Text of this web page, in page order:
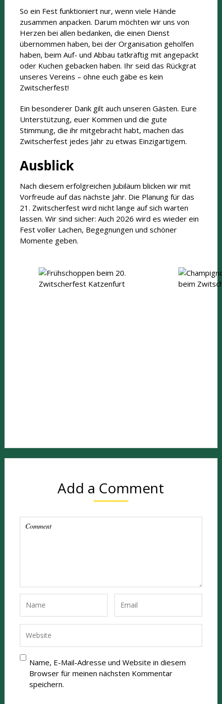
So ein Fest funktioniert nur, wenn viele Hände
zusammen anpacken. Darum möchten wir uns von
Herzen bei allen bedanken, die einen Dienst
übernommen haben, bei der Organisation geholfen
haben, beim Auf- und Abbau tatkräftig mit angepackt
oder Kuchen gebacken haben. Ihr seid das Rückgrat
unseres Vereins – ohne euch gäbe es kein
Zwitscherfest!
Ein besonderer Dank gilt auch unseren Gästen. Eure
Unterstützung, euer Kommen und die gute
Stimmung, die ihr mitgebracht habt, machen das
Zwitscherfest jedes Jahr zu etwas Einzigartigem.
Ausblick
Nach diesem erfolgreichen Jubiläum blicken wir mit
Vorfreude auf das nächste Jahr. Die Planung für das
21. Zwitscherfest wird nicht lange auf sich warten
lassen. Wir sind sicher: Auch 2026 wird es wieder ein
Fest voller Lachen, Begegnungen und schöner
Momente geben.
Add a Comment
Name, E-Mail-Adresse und Website in diesem
Browser für meinen nächsten Kommentar
speichern.